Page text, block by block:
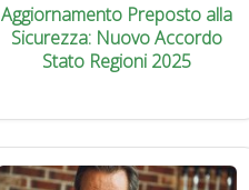
Aggiornamento Preposto alla
Sicurezza: Nuovo Accordo
Stato Regioni 2025